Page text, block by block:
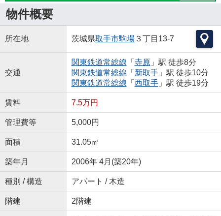
物件概要
所在地 茨城県取手市駒場３丁目13-7
交通
関東鉄道常総線 「 寺原」駅 徒歩8分
関東鉄道常総線 「 新取手」駅 徒歩10分
関東鉄道常総線 「 西取手」駅 徒歩19分
賃料 7.5万円
管理費等 5,000円
面積 31.05㎡
築年月 2006年 4月(築20年)
種別 / 構造 アパート / 木造
階建 2階建